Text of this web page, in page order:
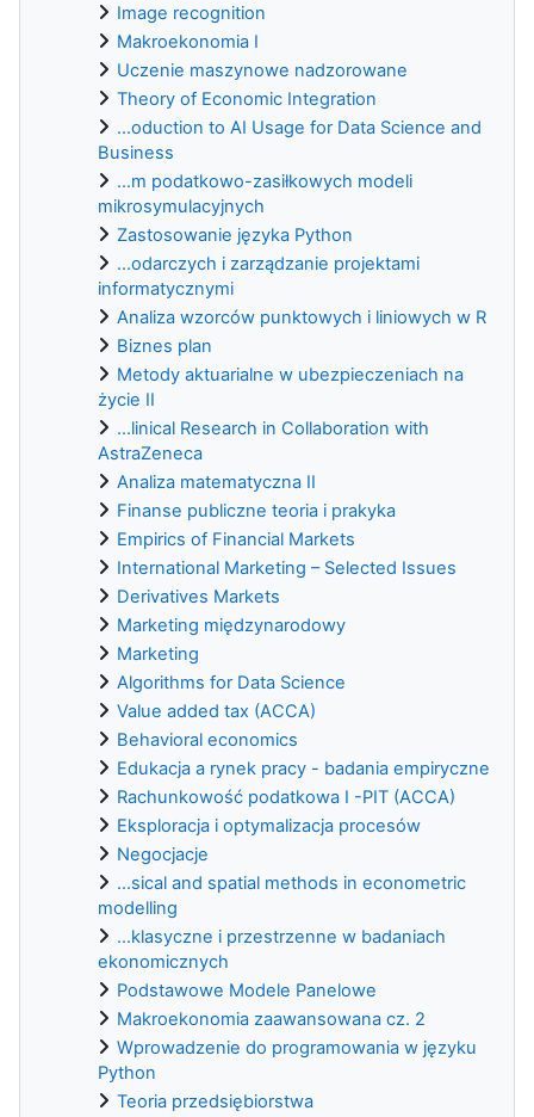
Image recognition
Makroekonomia I
Uczenie maszynowe nadzorowane
Theory of Economic Integration
...oduction to AI Usage for Data Science and
Business
...m podatkowo-zasiłkowych modeli
mikrosymulacyjnych
Zastosowanie języka Python
...odarczych i zarządzanie projektami
informatycznymi
Analiza wzorców punktowych i liniowych w R
Biznes plan
Metody aktuarialne w ubezpieczeniach na
życie II
...linical Research in Collaboration with
AstraZeneca
Analiza matematyczna II
Finanse publiczne teoria i prakyka
Empirics of Financial Markets
International Marketing – Selected Issues
Derivatives Markets
Marketing międzynarodowy
Marketing
Algorithms for Data Science
Value added tax (ACCA)
Behavioral economics
Edukacja a rynek pracy - badania empiryczne
Rachunkowość podatkowa I -PIT (ACCA)
Eksploracja i optymalizacja procesów
Negocjacje
...sical and spatial methods in econometric
modelling
...klasyczne i przestrzenne w badaniach
ekonomicznych
Podstawowe Modele Panelowe
Makroekonomia zaawansowana cz. 2
Wprowadzenie do programowania w języku
Python
Teoria przedsiębiorstwa